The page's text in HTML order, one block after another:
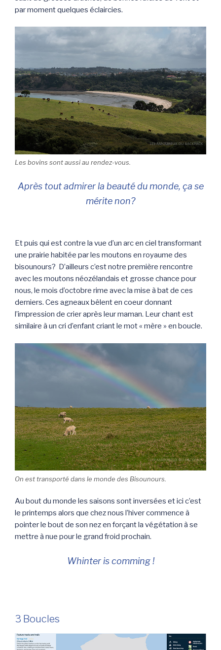
par moment quelques éclaircies.
Les bovins sont aussi au rendez-vous.
Après tout admirer la beauté du monde, ça se
mérite non?
Et puis qui est contre la vue d’un arc en ciel transformant
une prairie habitée par les moutons en royaume des
bisounours? D’ailleurs c’est notre première rencontre
avec les moutons néozélandais et grosse chance pour
nous, le mois d’octobre rime avec la mise à bat de ces
derniers. Ces agneaux bêlent en coeur donnant
l’impression de crier après leur maman. Leur chant est
similaire à un cri d’enfant criant le mot « mère » en boucle.
On est transporté dans le monde des Bisounours.
Au bout du monde les saisons sont inversées et ici c’est
le printemps alors que chez nous l’hiver commence à
pointer le bout de son nez en forçant la végétation à se
mettre à nue pour le grand froid prochain.
Whinter is comming !
3 Boucles